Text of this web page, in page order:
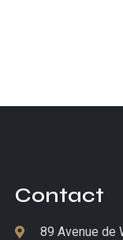
Contact
89 Avenue de